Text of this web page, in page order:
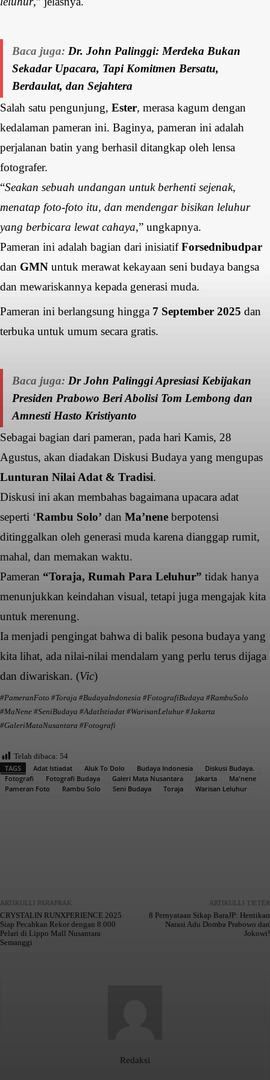
Baca juga: Dr. John Palinggi: Merdeka Bukan
Sekadar Upacara, Tapi Komitmen Bersatu,
Berdaulat, dan Sejahtera
Salah satu pengunjung, Ester, merasa kagum dengan
kedalaman pameran ini. Baginya, pameran ini adalah
perjalanan batin yang berhasil ditangkap oleh lensa
fotografer.
“Seakan sebuah undangan untuk berhenti sejenak,
menatap foto-foto itu, dan mendengar bisikan leluhur
yang berbicara lewat cahaya,” ungkapnya.
Pameran ini adalah bagian dari inisiatifForsednibudpar
dan GMN untuk merawat kekayaan seni budaya bangsa
dan mewariskannya kepada generasi muda.
Pameran ini berlangsung hingga 7 September 2025 dan
terbuka untuk umum secara gratis.
Baca juga: Dr John Palinggi Apresiasi Kebijakan
Presiden Prabowo Beri Abolisi Tom Lembong dan
Amnesti Hasto Kristiyanto
Sebagai bagian dari pameran, pada hari Kamis, 28
Agustus, akan diadakan Diskusi Budaya yang mengupas
Lunturan Nilai Adat & Tradisi.
Diskusi ini akan membahas bagaimana upacara adat
seperti ‘Rambu Solo’ dan Ma’nene berpotensi
ditinggalkan oleh generasi muda karena dianggap rumit,
mahal, dan memakan waktu.
Pameran “Toraja, Rumah Para Leluhur” tidak hanya
menunjukkan keindahan visual, tetapi juga mengajak kita
untuk merenung.
Ia menjadi pengingat bahwa di balik pesona budaya yang
kita lihat, ada nilai-nilai mendalam yang perlu terus dijaga
dan diwariskan. (Vic)
#PameranFoto #Toraja #BudayaIndonesia #FotografiBudaya #RambuSolo
#MaNene #SeniBudaya #AdatIstiadat #WarisanLeluhur #Jakarta
#GaleriMataNusantara #Fotografi
Telah dibaca: 54
TAGS
Adat Istiadat Aluk To Dolo Budaya Indonesia
Diskusi Budaya.
Fotografi
Fotografi Budaya Galeri Mata Nusantara Jakarta
Ma'nene
Pameran Foto
Rambu Solo Seni Budaya Toraja Warisan Leluhur
ARTIKULLI PARAPRAK
CRYSTALIN RUNXPERIENCE 2025
Siap Pecahkan Rekor dengan 8.000
Pelari di Lippo Mall Nusantara
Semanggi
ARTIKULLI TJETËR
8 Pernyataan Sikap BaraJP: Hentikan
Narasi Adu Domba Prabowo dan
Jokowi!
Redaksi